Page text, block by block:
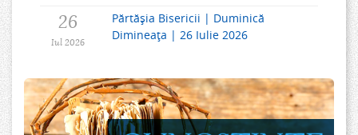
26
Iul 2026
Părtășia Bisericii | Duminică
Dimineața | 26 Iulie 2026